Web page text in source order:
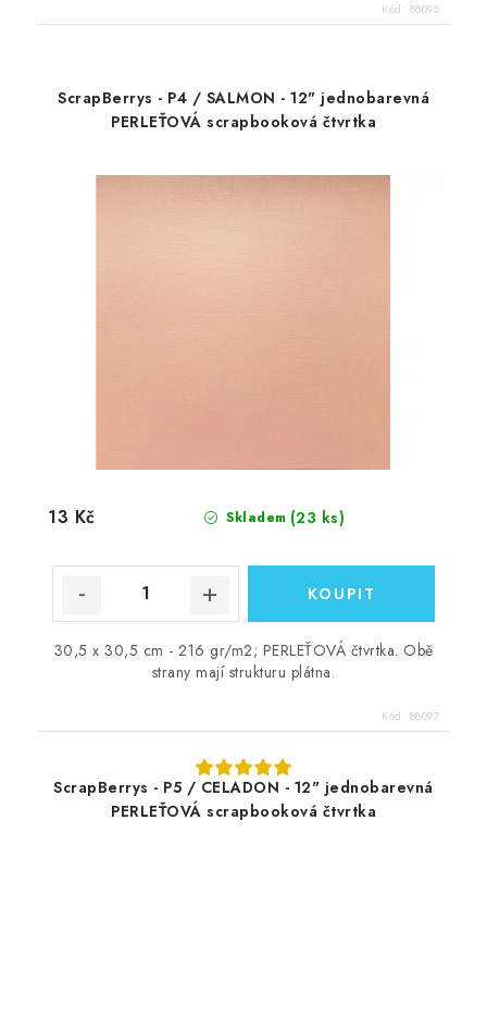
Kód: 88095
ScrapBerrys - P4 / SALMON - 12" jednobarevná
PERLEŤOVÁ scrapbooková čtvrtka
Skladem (23 ks)
13 Kč
30,5 x 30,5 cm - 216 gr/m2; PERLEŤOVÁ čtvrtka. Obě
strany mají strukturu plátna.
Kód: 88097
ScrapBerrys - P5 / CELADON - 12" jednobarevná
PERLEŤOVÁ scrapbooková čtvrtka